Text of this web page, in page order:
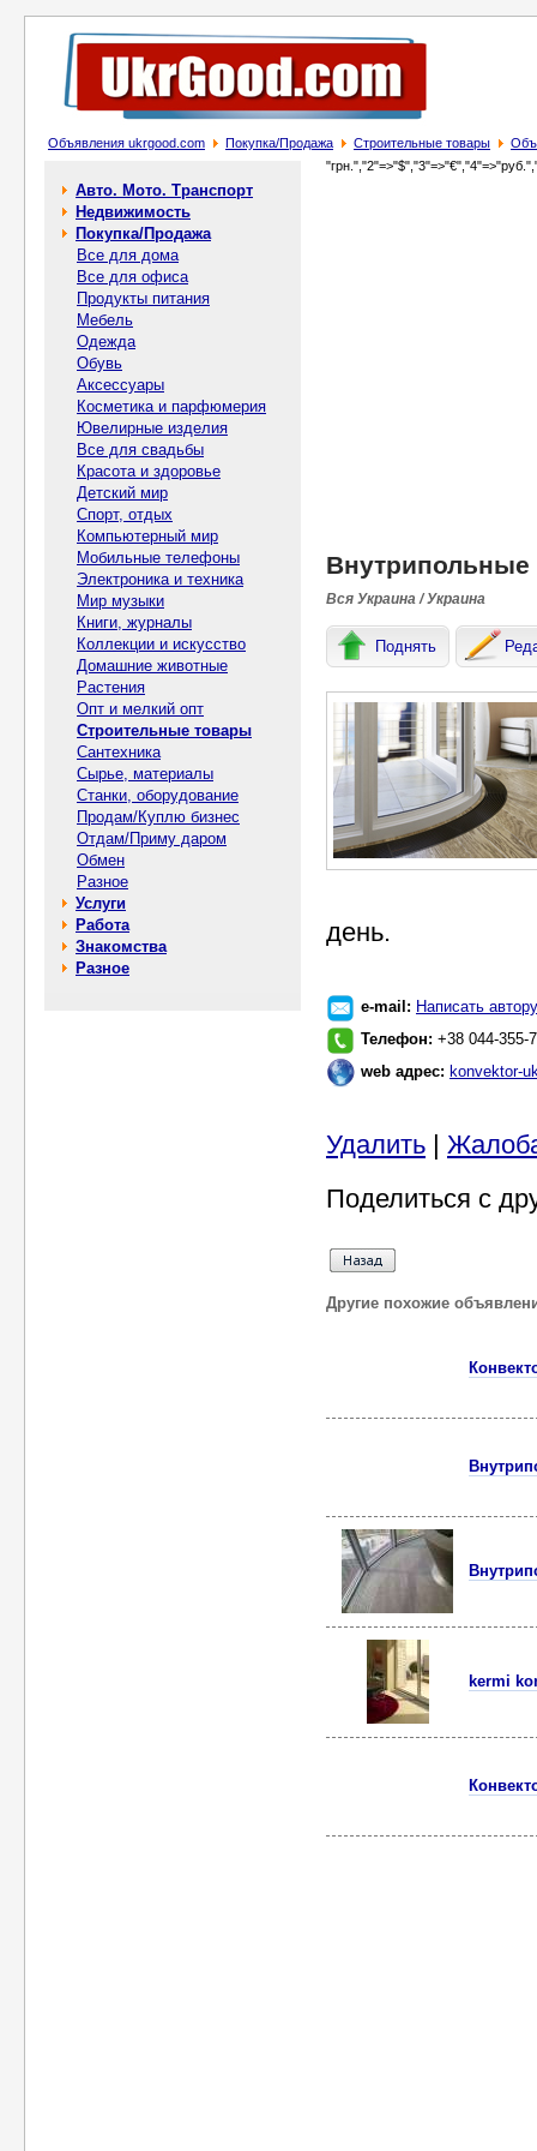
Объявления ukrgood.com Покупка/Продажа Строительные товары
Авто. Мото. Транспорт
Недвижимость
Покупка/Продажа
Все для дома
Все для офиса
Продукты питания
Мебель
Одежда
Обувь
Аксессуары
Косметика и парфюмерия
Ювелирные изделия
Все для свадьбы
Красота и здоровье
Детский мир
Спорт, отдых
Компьютерный мир
Мобильные телефоны
Электроника и техника
Мир музыки
Книги, журналы
Коллекции и искусство
Домашние животные
Растения
Опт и мелкий опт
Строительные товары
Сантехника
Сырье, материалы
Станки, оборудование
Продам/Куплю бизнес
Отдам/Приму даром
Обмен
Разное
Услуги
Работа
Знакомства
Разное
Внутрипольные
Вся Украина / Украина
Поднять
день.
e-mail: Написать автору
Телефон: +38 044-355-
web адрес: konvektor-
Удалить |
Поделиться с
Другие похожие
kermi